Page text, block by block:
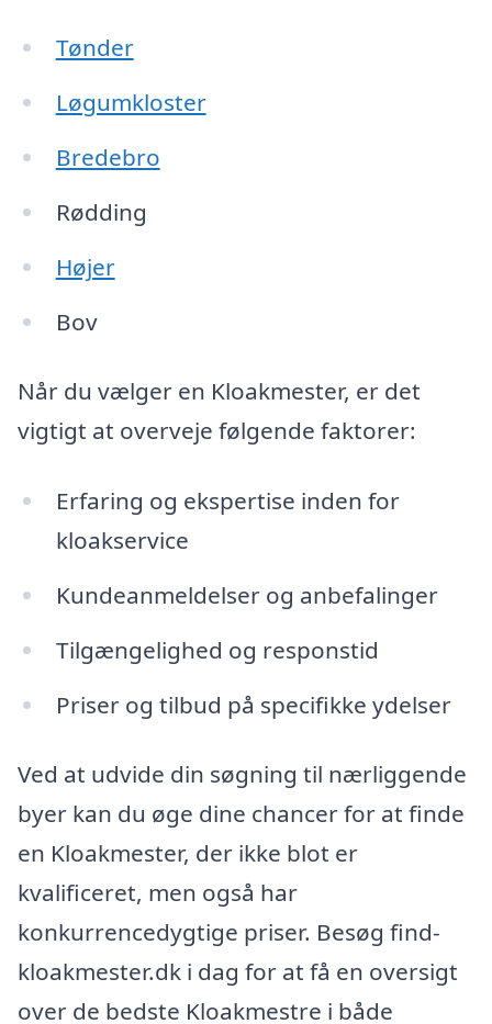
Tønder
Løgumkloster
Bredebro
Rødding
Højer
Bov
Når du vælger en Kloakmester, er det
vigtigt at overveje følgende faktorer:
Erfaring og ekspertise inden for
kloakservice
Kundeanmeldelser og anbefalinger
Tilgængelighed og responstid
Priser og tilbud på specifikke ydelser
Ved at udvide din søgning til nærliggende
byer kan du øge dine chancer for at finde
en Kloakmester, der ikke blot er
kvalificeret, men også har
konkurrencedygtige priser. Besøg find-
kloakmester.dk i dag for at få en oversigt
over de bedste Kloakmestre i både